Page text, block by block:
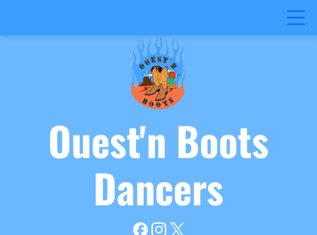
Ouest'n Boots
Dancers